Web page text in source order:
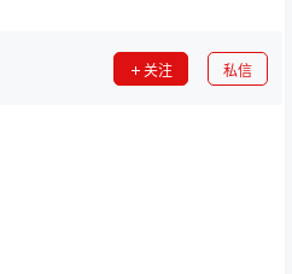
关注 私信